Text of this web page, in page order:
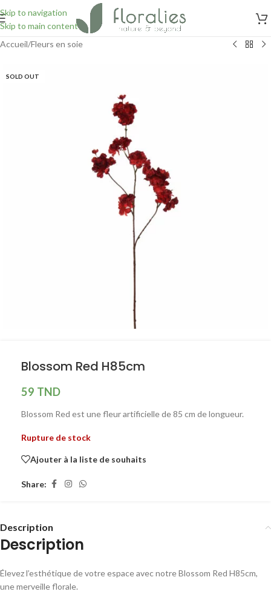
Skip to navigation
Skip to main content
Accueil/Fleurs en soie
SOLD OUT
Blossom Red H85cm
59 TND
Blossom Red est une fleur artificielle de 85 cm de longueur.
Rupture de stock
Ajouter à la liste de souhaits
Share:
Description
Description
Élevez l’esthétique de votre espace avec notre Blossom Red H85cm,
une merveille florale.